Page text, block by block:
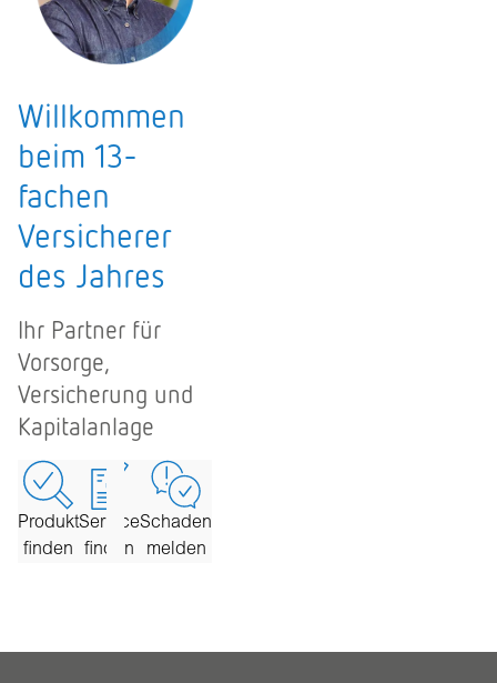
Willkommen
beim 13-
fachen
Versicherer
des Jahres
Ihr Partner für
Vorsorge,
Versicherung und
Kapitalanlage
Produkt
finden
Service
finden
Schaden
melden